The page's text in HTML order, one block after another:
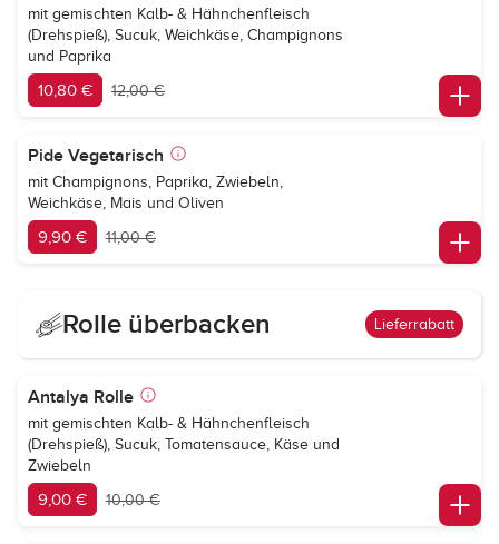
mit gemischten Kalb- & Hähnchenfleisch
(Drehspieß), Sucuk, Weichkäse, Champignons
und Paprika
10,80 € 12,00 €
Pide Vegetarisch
mit Champignons, Paprika, Zwiebeln,
Weichkäse, Mais und Oliven
9,90 € 11,00 €
Rolle überbacken Lieferrabatt
Antalya Rolle
mit gemischten Kalb- & Hähnchenfleisch
(Drehspieß), Sucuk, Tomatensauce, Käse und
Zwiebeln
9,00 € 10,00 €